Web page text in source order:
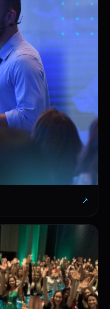
↗